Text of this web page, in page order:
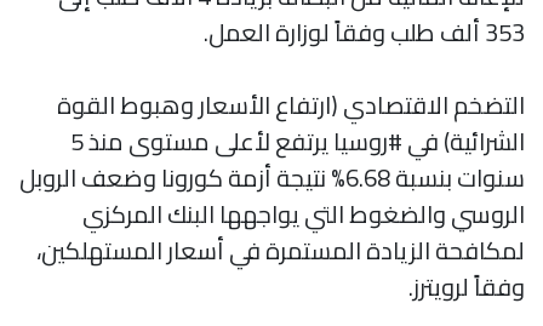
353 ألف طلب وفقاً لوزارة العمل.
التضخم الاقتصادي (ارتفاع الأسعار وهبوط القوة
الشرائية) في #روسيا يرتفع لأعلى مستوى منذ 5
سنوات بنسبة 6.68% نتيجة أزمة كورونا وضعف الروبل
الروسي والضغوط التي يواجهها البنك المركزي
لمكافحة الزيادة المستمرة في أسعار المستهلكين،
وفقاً لرويترز.